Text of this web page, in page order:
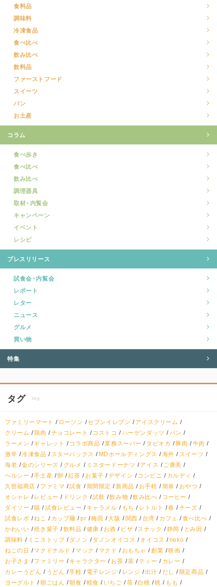
食料品
調味料
冷凍食品
食べ比べ
飲み比べ
飲料品
ファーストフード
スイーツ
パン
お土産
コラム
食べ歩き
食べ比べ
飲み比べ
調理器具
取材・内覧会
キャンペーン
イベント
レシピ
プレスリリース
試食会・内覧会
レポート
レター
ニュース
グルメ
買い物
特集
タグ tag
ファミリーマート ローソン セブンイレブン
アイスクリーム
クリーム
鶏肉 チョコレート コストコ ハーゲンダッツ
パン
ラーメン
ギャレット コラボ商品 業務スーパー タピオカ 豚肉
牛肉
激辛 冷凍食品 スターバックス MDホールディングス 海外
スイーツ
海老 金のシリーズ グルメ ミスタードーナツ アイス
ご褒美
ヘルシー
手土産 卵 紅茶 お菓子 デザイン コンビニ
カルディ
久世福商店
ファミマ 試食 期間限定 新商品 お手軽 簡単
おやつ
オシャレ
レビュー ドリンク 試飲 飲み物 飲み比べ
コーヒー
ダイソー
猫 試食レビュー キャラメル もち レトルト 春
チーズ
試食レポ ねこ カップ麺 pr 梅田 大阪 関西 台湾 カフェ
食べ比べ
かわいい 焼き菓子 飲料品 健康 お酒 ピザ スナック 静岡
とみ田
調味料
ミニストップ ダノン ダノンオイコス オイコス
neko
ねこの日
マクドナルド マック マクド おもちゃ 創業 映画
お子さま
ファミリー キャラクター お茶 茶 ティー
カレー
カレーうどん
うどん 手軽 電子レンジ レンジ 出汁 だし
限定商品
ヨーグルト
朝ごはん 朝食 軽食 いちご 苺 白桃 桃
もも